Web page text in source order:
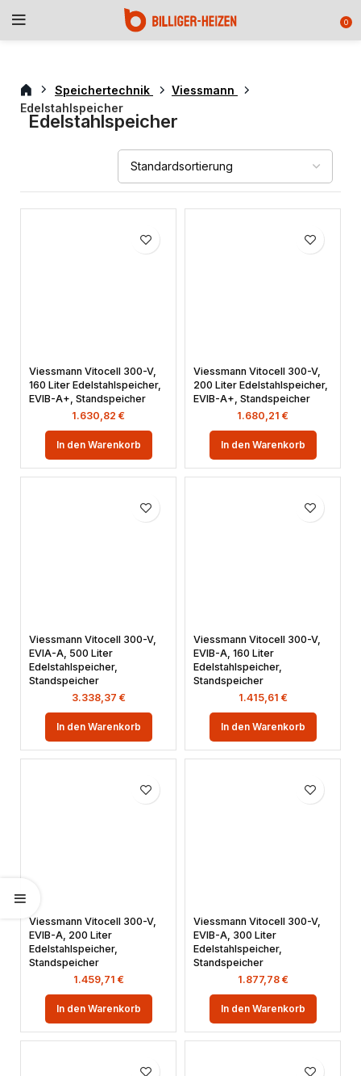
0
Speichertechnik
Viessmann
Edelstahlspeicher
Edelstahlspeicher
Viessmann Vitocell 300-V,
160 Liter Edelstahlspeicher,
EVIB-A+, Standspeicher
1.630,82 €
In den Warenkorb
Viessmann Vitocell 300-V,
200 Liter Edelstahlspeicher,
EVIB-A+, Standspeicher
1.680,21 €
In den Warenkorb
Viessmann Vitocell 300-V,
EVIA-A, 500 Liter
Edelstahlspeicher,
Standspeicher
3.338,37 €
In den Warenkorb
Viessmann Vitocell 300-V,
EVIB-A, 160 Liter
Edelstahlspeicher,
Standspeicher
1.415,61 €
In den Warenkorb
Viessmann Vitocell 300-V,
EVIB-A, 200 Liter
Edelstahlspeicher,
Standspeicher
1.459,71 €
In den Warenkorb
Viessmann Vitocell 300-V,
EVIB-A, 300 Liter
Edelstahlspeicher,
Standspeicher
1.877,78 €
In den Warenkorb